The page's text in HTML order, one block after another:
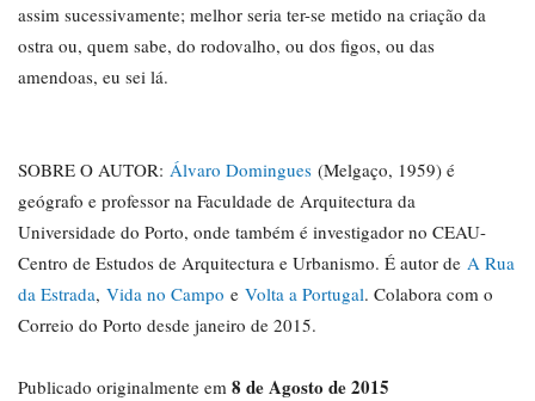
assim sucessivamente; melhor seria ter-se metido na criação da
ostra ou, quem sabe, do rodovalho, ou dos figos, ou das
amendoas, eu sei lá.
SOBRE O AUTOR: Álvaro Domingues (Melgaço, 1959) é
geógrafo e professor na Faculdade de Arquitectura da
Universidade do Porto, onde também é investigador no CEAU-
Centro de Estudos de Arquitectura e Urbanismo. É autor de A Rua
da Estrada, Vida no Campo e Volta a Portugal. Colabora com o
Correio do Porto desde janeiro de 2015.
Publicado originalmente em 8 de Agosto de 2015